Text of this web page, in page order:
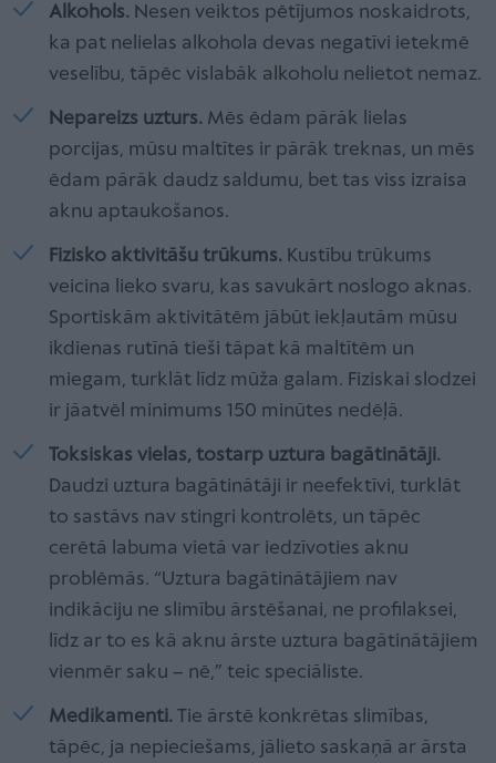
Alkohols. Nesen veiktos pētījumos noskaidrots,
ka pat nelielas alkohola devas negatīvi ietekmē
veselību, tāpēc vislabāk alkoholu nelietot nemaz.
Nepareizs uzturs. Mēs ēdam pārāk lielas
porcijas, mūsu maltītes ir pārāk treknas, un mēs
ēdam pārāk daudz saldumu, bet tas viss izraisa
aknu aptaukošanos.
Fizisko aktivitāšu trūkums. Kustību trūkums
veicina lieko svaru, kas savukārt noslogo aknas.
Sportiskām aktivitātēm jābūt iekļautām mūsu
ikdienas rutīnā tieši tāpat kā maltītēm un
miegam, turklāt līdz mūža galam. Fiziskai slodzei
ir jāatvēl minimums 150 minūtes nedēļā.
Toksiskas vielas, tostarp uztura bagātinātāji.
Daudzi uztura bagātinātāji ir neefektīvi, turklāt
to sastāvs nav stingri kontrolēts, un tāpēc
cerētā labuma vietā var iedzīvoties aknu
problēmās. “Uztura bagātinātājiem nav
indikāciju ne slimību ārstēšanai, ne profilaksei,
līdz ar to es kā aknu ārste uztura bagātinātājiem
vienmēr saku – nē,” teic speciāliste.
Medikamenti. Tie ārstē konkrētas slimības,
tāpēc, ja nepieciešams, jālieto saskaņā ar ārsta